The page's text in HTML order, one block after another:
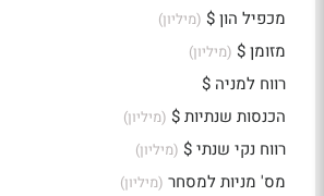
מכפיל הון $ (מיליון)
מזומן $ (מיליון)
רווח למניה $
הכנסות שנתיות $ (מיליון)
רווח נקי שנתי $ (מיליון)
מס' מניות למסחר (מיליון)